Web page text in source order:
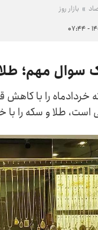
بازار روز
سوال مهم؛
خردادماه را با
است، طلا و سکه را